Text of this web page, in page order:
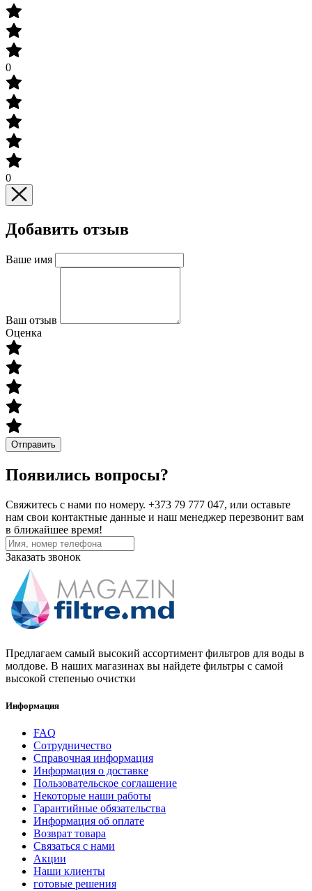
0
0
Добавить отзыв
Ваше имя
Ваш отзыв
Оценка
Отправить
Появились вопросы?
Свяжитесь с нами по номеру. +373 79 777 047, или оставьте
нам свои контактные данные и наш менеджер перезвонит вам
в ближайшее время!
Заказать звонок
Предлагаем самый высокий ассортимент фильтров для воды в
молдове. В наших магазинах вы найдете фильтры с самой
высокой степенью очистки
Информация
FAQ
Сотрудничество
Справочная информация
Информация о доставке
Пользовательское соглашение
Некоторые наши работы
Гарантийные обязательства
Информация об оплате
Возврат товара
Связаться с нами
Акции
Наши клиенты
готовые решения